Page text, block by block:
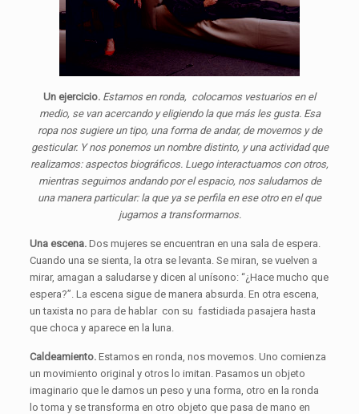
Un ejercicio. Estamos en ronda, colocamos vestuarios en el
medio, se van acercando y eligiendo la que más les gusta. Esa
ropa nos sugiere un tipo, una forma de andar, de movernos y de
gesticular. Y nos ponemos un nombre distinto, y una actividad que
realizamos: aspectos biográficos. Luego interactuamos con otros,
mientras seguimos andando por el espacio, nos saludamos de
una manera particular: la que ya se perfila en ese otro en el que
jugamos a transformarnos.
Una escena.Dos mujeres se encuentran en una sala de espera.
Cuando una se sienta, la otra se levanta. Se miran, se vuelven a
mirar, amagan a saludarse y dicen al unísono: “¿Hace mucho que
espera?”. La escena sigue de manera absurda. En otra escena,
un taxista no para de hablar con su fastidiada pasajera hasta
que choca y aparece en la luna.
Caldeamiento. Estamos en ronda, nos movemos. Uno comienza
un movimiento original y otros lo imitan. Pasamos un objeto
imaginario que le damos un peso y una forma, otro en la ronda
lo toma y se transforma en otro objeto que pasa de mano en